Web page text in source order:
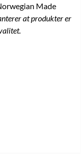
Made
at produkter er